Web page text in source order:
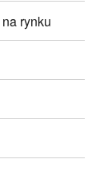
rynku